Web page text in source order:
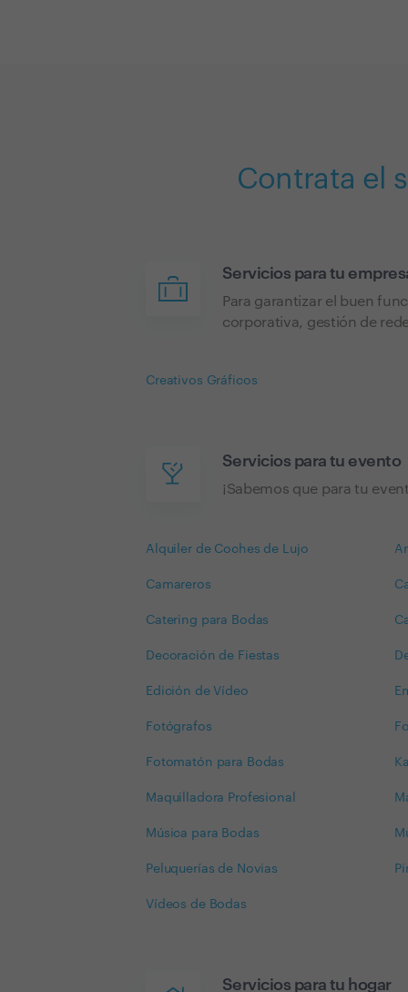
Contrata el
Servicios para tu
Para garantizar el buen
corporativa, gestión de
Creativos Gráficos
Servicios para tu evento
¡Sabemos que para tu
Alquiler de Coches de Lujo
Camareros
Catering para Bodas
Decoración de Fiestas
Edición de Vídeo
Fotógrafos
Fotomatón para Bodas
Maquilladora Profesional
Música para Bodas
Peluquerías de Novias
Vídeos de Bodas
Servicios para tu hogar